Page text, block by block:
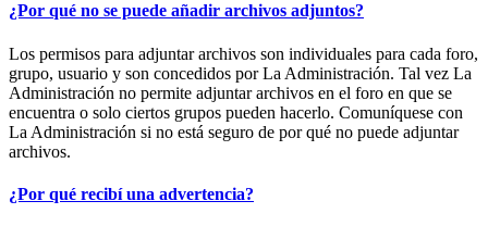
¿Por qué no se puede añadir archivos adjuntos?
Los permisos para adjuntar archivos son individuales para cada foro,
grupo, usuario y son concedidos por La Administración. Tal vez La
Administración no permite adjuntar archivos en el foro en que se
encuentra o solo ciertos grupos pueden hacerlo. Comuníquese con
La Administración si no está seguro de por qué no puede adjuntar
archivos.
¿Por qué recibí una advertencia?